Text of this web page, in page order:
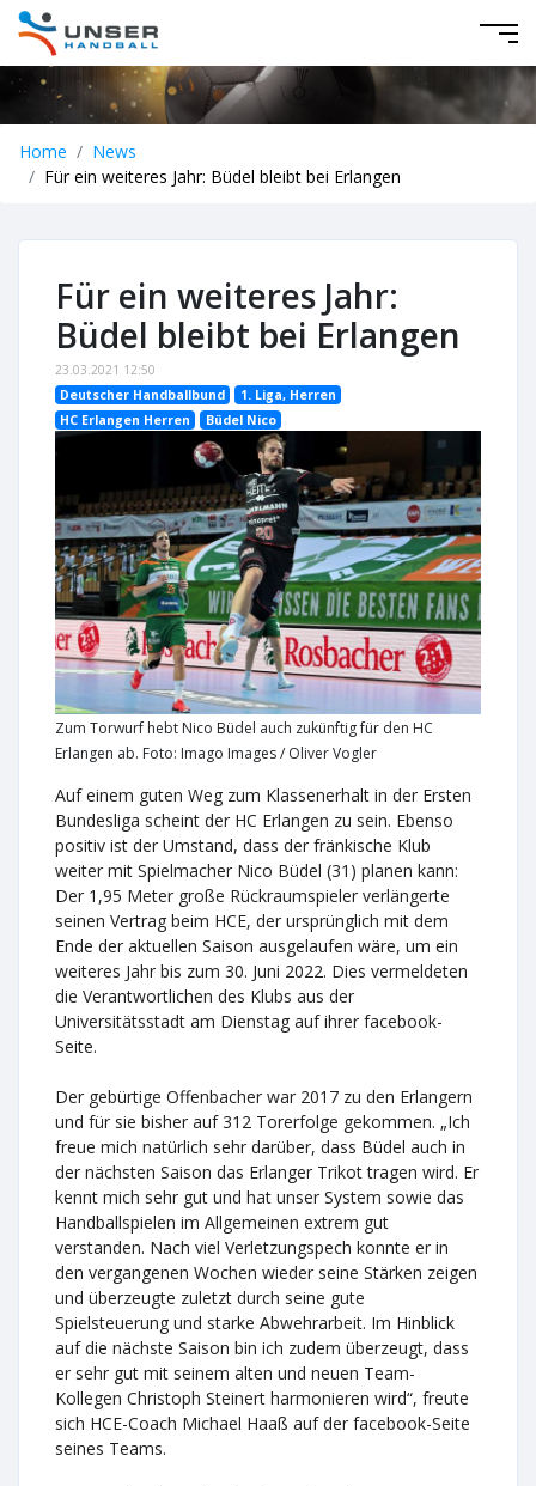
Home
News
Für ein weiteres Jahr: Büdel bleibt bei Erlangen
Für ein weiteres Jahr:
Büdel bleibt bei Erlangen
23.03.2021 12:50
Deutscher Handballbund
1. Liga, Herren
HC Erlangen Herren
Büdel Nico
Zum Torwurf hebt Nico Büdel auch zukünftig für den HC
Erlangen ab. Foto: Imago Images / Oliver Vogler
Auf einem guten Weg zum Klassenerhalt in der Ersten
Bundesliga scheint der HC Erlangen zu sein. Ebenso
positiv ist der Umstand, dass der fränkische Klub
weiter mit Spielmacher Nico Büdel (31) planen kann:
Der 1,95 Meter große Rückraumspieler verlängerte
seinen Vertrag beim HCE, der ursprünglich mit dem
Ende der aktuellen Saison ausgelaufen wäre, um ein
weiteres Jahr bis zum 30. Juni 2022. Dies vermeldeten
die Verantwortlichen des Klubs aus der
Universitätsstadt am Dienstag auf ihrer facebook-
Seite.
Der gebürtige Offenbacher war 2017 zu den Erlangern
und für sie bisher auf 312 Torerfolge gekommen. „Ich
freue mich natürlich sehr darüber, dass Büdel auch in
der nächsten Saison das Erlanger Trikot tragen wird. Er
kennt mich sehr gut und hat unser System sowie das
Handballspielen im Allgemeinen extrem gut
verstanden. Nach viel Verletzungspech konnte er in
den vergangenen Wochen wieder seine Stärken zeigen
und überzeugte zuletzt durch seine gute
Spielsteuerung und starke Abwehrarbeit. Im Hinblick
auf die nächste Saison bin ich zudem überzeugt, dass
er sehr gut mit seinem alten und neuen Team-
Kollegen Christoph Steinert harmonieren wird“, freute
sich HCE-Coach Michael Haaß auf der facebook-Seite
seines Teams.